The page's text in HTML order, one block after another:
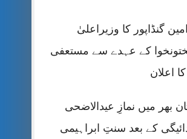
گنڈاپور کا وزیراعلیٰ
کے عہدے سے مستعفی
اعلان
بھر میں نمازِ عیدالاضحی
کے بعد سنتِ ابراہیمی